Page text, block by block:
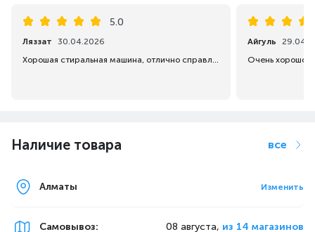
5.0
Ляззат
30.04.2026
Хорошая стиральная машина, отлично справляется со своей задачей.
Айгуль
Очень хорошо
Наличие товара все
Алматы Изменить
Самовывоз: 08 августа, из 14 магазинов